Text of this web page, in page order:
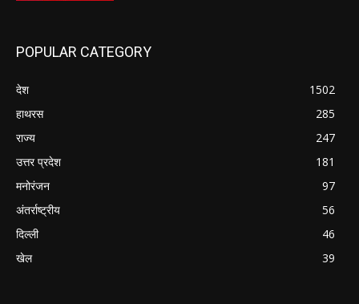
POPULAR CATEGORY
देश
1502
हाथरस
285
राज्य
247
उत्तर प्रदेश
181
मनोरंजन
97
अंतर्राष्ट्रीय
56
दिल्ली
46
खेल
39